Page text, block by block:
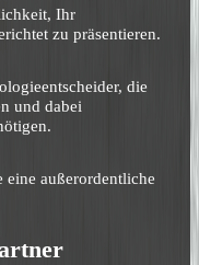
Ihr
zu präsentieren.
die
und dabei
eine außerordentliche